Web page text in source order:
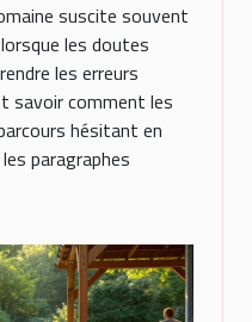
suscite souvent
les doutes
les erreurs
savoir comment les
hésitant en
paragraphes